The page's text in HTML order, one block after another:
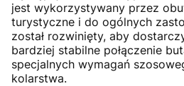
jest wykorzystywany przez
turystyczne i do ogólnych
został rozwinięty, aby
bardziej stabilne połączenie
specjalnych wymagań
kolarstwa.